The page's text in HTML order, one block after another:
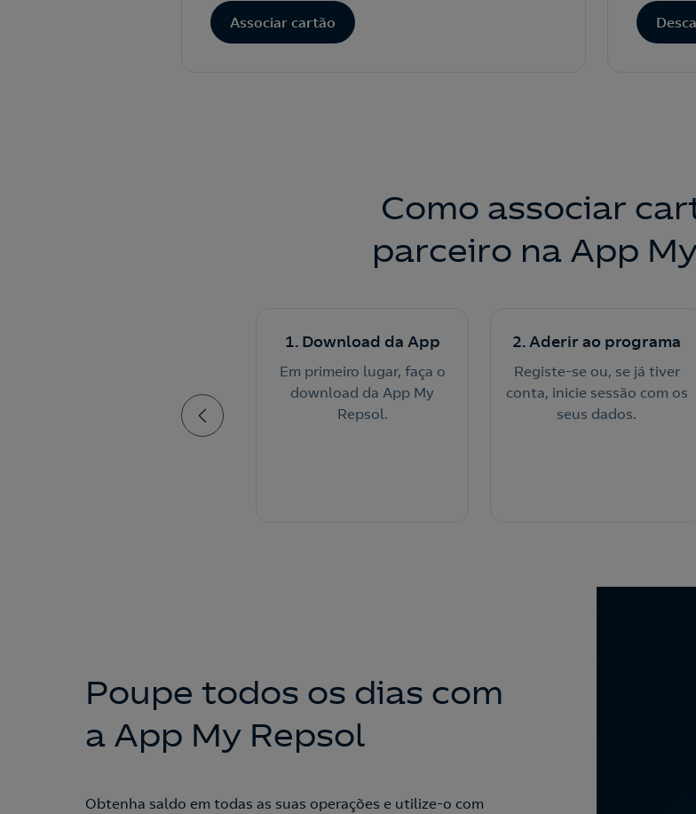
Associar cartão
Como associar
parceiro na App
cartão na App ao efetuar o
pagamento nas estações
1. Download da App
Em primeiro lugar, faça o
download da App My
Repsol.
2. Aderir ao programa
Registe-se ou, se já tiver
conta, inicie sessão com os
seus dados.
Poupe todos os dias com
a App My Repsol
Obtenha saldo em todas as suas operações e utilize-o com